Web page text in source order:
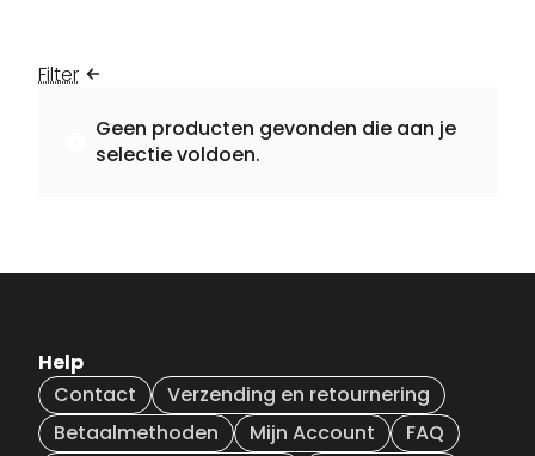
Filter
Geen producten gevonden die aan je
selectie voldoen.
Help
Contact
Verzending en retournering
Betaalmethoden
Mijn Account
FAQ